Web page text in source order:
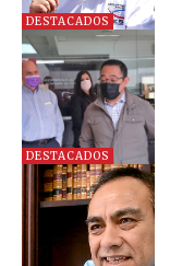
DESTACADOS
DESTACADOS